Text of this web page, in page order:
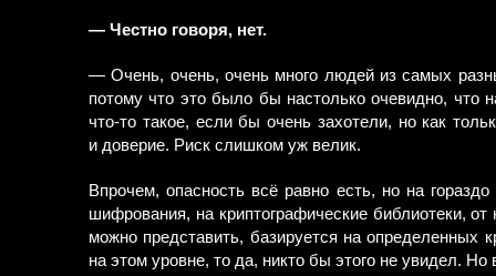
— Честно говоря, нет.
— Очень, очень, очень много людей из самых
потому что это было бы настолько очевидно,
что-то такое, если бы очень захотели, но как
и доверие. Риск слишком уж велик.
Впрочем, опасность всё равно есть, но на
шифрования, на криптографические библиотеки,
можно представить, базируется на определенных
на этом уровне, то да, никто бы этого не увидел.